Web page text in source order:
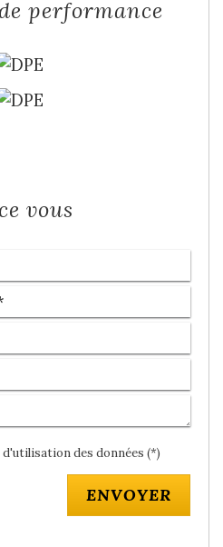
performance
vous
des données (*)
ENVOYER